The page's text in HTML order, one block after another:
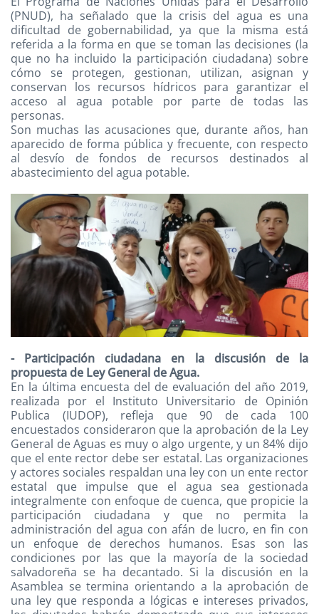
(PNUD), ha señalado que la crisis del agua es una
dificultad de gobernabilidad, ya que la misma está
referida a la forma en que se toman las decisiones (la
que no ha incluido la participación ciudadana) sobre
cómo se protegen, gestionan, utilizan, asignan y
conservan los recursos hídricos para garantizar el
acceso al agua potable por parte de todas las
personas.
Son muchas las acusaciones que, durante años, han
aparecido de forma pública y frecuente, con respecto
al desvío de fondos de recursos destinados al
abastecimiento del agua potable.
- Participación ciudadana en la discusión de la
propuesta de Ley General de Agua.
En la última encuesta del de evaluación del año 2019,
realizada por el Instituto Universitario de Opinión
Publica (IUDOP), refleja que 90 de cada 100
encuestados consideraron que la aprobación de la Ley
General de Aguas es muy o algo urgente, y un 84% dijo
que el ente rector debe ser estatal. Las organizaciones
y actores sociales respaldan una ley con un ente rector
estatal que impulse que el agua sea gestionada
integralmente con enfoque de cuenca, que propicie la
participación ciudadana y que no permita la
administración del agua con afán de lucro, en fin con
un enfoque de derechos humanos. Esas son las
condiciones por las que la mayoría de la sociedad
salvadoreña se ha decantado. Si la discusión en la
Asamblea se termina orientando a la aprobación de
una ley que responda a lógicas e intereses privados,